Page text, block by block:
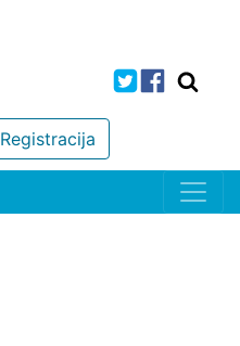
Registracija